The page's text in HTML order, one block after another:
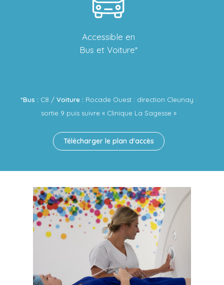
Accessible en
Bus et Voiture*
*Bus : C8 / Voiture : Rocade Ouest : direction Cleunay :
sortie 9 puis suivre « Clinique La Sagesse »
Télécharger le plan d'accès